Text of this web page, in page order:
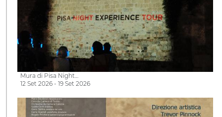
Mura di Pisa Night…
12 Set 2026 - 19 Set 2026